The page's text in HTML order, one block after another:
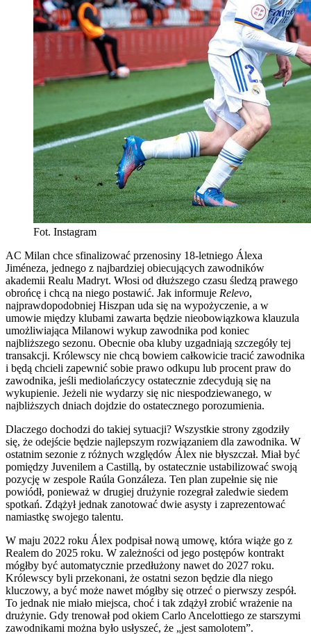
Fot. Instagram
AC Milan chce sfinalizować przenosiny 18-letniego Álexa
Jiméneza, jednego z najbardziej obiecujących zawodników
akademii Realu Madryt. Włosi od dłuższego czasu śledzą prawego
obrońcę i chcą na niego postawić. Jak informuje Relevo,
najprawdopodobniej Hiszpan uda się na wypożyczenie, a w
umowie między klubami zawarta będzie nieobowiązkowa klauzula
umożliwiająca Milanowi wykup zawodnika pod koniec
najbliższego sezonu. Obecnie oba kluby uzgadniają szczegóły tej
transakcji. Królewscy nie chcą bowiem całkowicie tracić zawodnika
i będą chcieli zapewnić sobie prawo odkupu lub procent praw do
zawodnika, jeśli mediolańczycy ostatecznie zdecydują się na
wykupienie. Jeżeli nie wydarzy się nic niespodziewanego, w
najbliższych dniach dojdzie do ostatecznego porozumienia.
Dlaczego dochodzi do takiej sytuacji? Wszystkie strony zgodziły
się, że odejście będzie najlepszym rozwiązaniem dla zawodnika. W
ostatnim sezonie z różnych względów Álex nie błyszczał. Miał być
pomiędzy Juvenilem a Castillą, by ostatecznie ustabilizować swoją
pozycję w zespole Raúla Gonzáleza. Ten plan zupełnie się nie
powiódł, ponieważ w drugiej drużynie rozegrał zaledwie siedem
spotkań. Zdążył jednak zanotować dwie asysty i zaprezentować
namiastkę swojego talentu.
W maju 2022 roku Álex podpisał nową umowę, która wiąże go z
Realem do 2025 roku. W zależności od jego postępów kontrakt
mógłby być automatycznie przedłużony nawet do 2027 roku.
Królewscy byli przekonani, że ostatni sezon będzie dla niego
kluczowy, a być może nawet mógłby się otrzeć o pierwszy zespół.
To jednak nie miało miejsca, choć i tak zdążył zrobić wrażenie na
drużynie. Gdy trenował pod okiem Carlo Ancelottiego ze starszymi
zawodnikami można było usłyszeć, że „jest samolotem”.